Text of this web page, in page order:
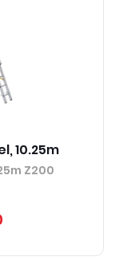
10.25m
Z200